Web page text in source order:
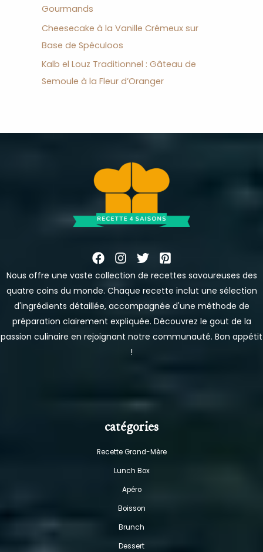
Gourmands
Cheesecake à la Vanille Crémeux sur
Base de Spéculoos
Kalb el Louz Traditionnel : Gâteau de
Semoule à la Fleur d’Oranger
Nous offre une vaste collection de recettes savoureuses des
quatre coins du monde. Chaque recette inclut une sélection
d'ingrédients détaillée, accompagnée d'une méthode de
préparation clairement expliquée. Découvrez le gout de la
passion culinaire en rejoignant notre communauté. Bon appétit
!
catégories
Recette Grand-Mère
Lunch Box
Apéro
Boisson
Brunch
Dessert